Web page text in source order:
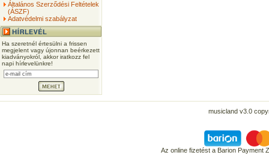
Általános Szerződési Feltételek
(ÁSZF)
Adatvédelmi szabályzat
Ha szeretnél értesülni a frissen
megjelent vagy újonnan beérkezett
kiadványokról, akkor iratkozz fel
napi hírlevelünkre!
musicland v3.0
Az online fizetést a Barion Payment